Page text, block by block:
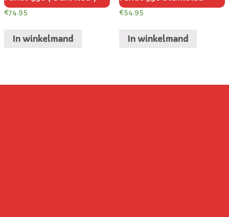
€74.95
In winkelmand
€54.95
In winkelmand